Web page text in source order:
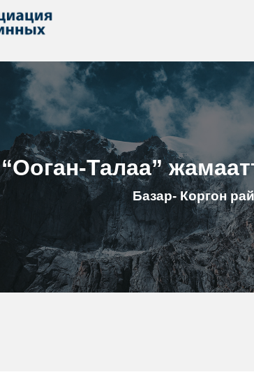
“Ооган-Талаа”
Базар- Коргон